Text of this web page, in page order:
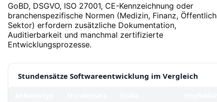
GoBD, DSGVO, ISO 27001, CE-Kennzeichnung oder
branchenspezifische Normen (Medizin, Finanz,
Sektor) erfordern zusätzliche Dokumentation,
Auditierbarkeit und manchmal zertifizierte
Entwicklungsprozesse.
Stundensätze Softwareentwicklung im Vergleich